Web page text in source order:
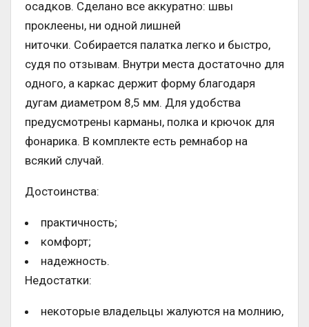
осадков. Сделано все аккуратно: швы
проклеены, ни одной лишней
ниточки. Собирается палатка легко и быстро,
судя по отзывам. Внутри места достаточно для
одного, а каркас держит форму благодаря
дугам диаметром 8,5 мм. Для удобства
предусмотрены карманы, полка и крючок для
фонарика. В комплекте есть ремнабор на
всякий случай.
Достоинства:
практичность;
комфорт;
надежность.
Недостатки:
некоторые владельцы жалуются на молнию,